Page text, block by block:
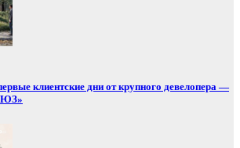
клиентские дни от крупного девелопера —